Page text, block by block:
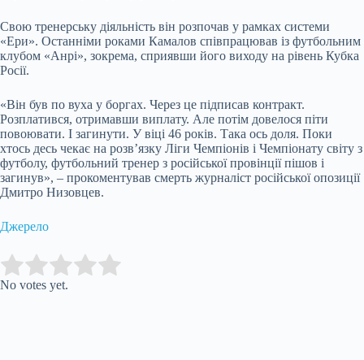
Свою тренерську діяльність він розпочав у рамках системи
«Ери». Останніми роками Камалов співпрацював із футбольним
клубом «Анрі», зокрема, сприявши його виходу на рівень Кубка
Росії.
«Він був по вуха у боргах. Через це підписав контракт.
Розплатився, отримавши виплату. Але потім довелося піти
повоювати. І загинути. У віці 46 років. Така ось доля. Поки
хтось десь чекає на розв’язку Ліги Чемпіонів і Чемпіонату світу з
футболу, футбольний тренер з російської провінції пішов і
загинув», – прокоментував смерть журналіст російської опозиції
Дмитро Низовцев.
Джерело
Rate this item:
No votes yet.